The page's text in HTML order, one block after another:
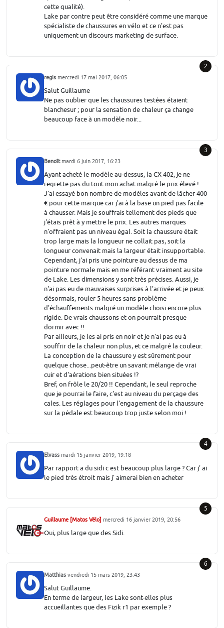
cette qualité).
Lake par contre peut être considéré comme une marque
spécialiste de chaussures en vélo et ce n'est pas
uniquement un discours marketing de surface.
2
regis mercredi 17 mai 2017, 06:05
Salut Guillaume
Ne pas oublier que les chaussures testées étaient
blanchesur ; pour la sensation de chaleur ça change
beaucoup face à un modèle noir...
3
Benoîtmardi 6 juin 2017, 16:23
Ayant acheté le modèle au-dessus, la CX 402, je ne
regrette pas du tout mon achat malgré le prix élevé !
J'ai essayé bon nombre de modèles avant de lâcher 400
€ pour cette marque car j'ai à la base un pied pas facile
à chausser. Mais je souffrais tellement des pieds que
j'étais prêt à y mettre le prix. Les autres marques
n'offraient pas un niveau égal. Soit la chaussure était
trop large mais la longueur ne collait pas, soit la
longueur convenait mais la largeur était insupportable.
Cependant, j'ai pris une pointure au dessus de ma
pointure normale mais en me référant vraiment au site
de Lake. Les dimensions y sont très précises. Aussi, je
n'ai pas eu de mauvaises surprises à l'arrivée et je peux
désormais, rouler 5 heures sans problème
d'échauffements malgré un modèle choisi encore plus
rigide. De vrais chaussons et on pourrait presque
dormir avec !!
Par ailleurs, je les ai pris en noir et je n'ai pas eu à
souffrir de la chaleur non plus, et ce malgré la couleur.
La conception de la chaussure y est sûrement pour
quelque chose...peut-être un savant mélange de vrai
cuir et d'aérations bien situées !?
Bref, on frôle le 20/20 !! Cependant, le seul reproche
que je pourrai le faire, c'est au niveau du perçage des
cales. Les réglages pour l'engagement de la chaussure
sur la pédale est beaucoup trop juste selon moi !
4
Elvass mardi 15 janvier 2019, 19:18
Par rapport a du sidi c est beaucoup plus large ? Car j' ai
le pied très étroit mais j' aimerai bien en acheter
5
Guillaume [Matos Vélo] mercredi 16 janvier 2019, 20:56
Oui, plus large que des Sidi.
6
Matthias vendredi 15 mars 2019, 23:43
Salut Guillaume.
En terme de largeur, les Lake sont-elles plus
accueillantes que des Fizik r1 par exemple ?